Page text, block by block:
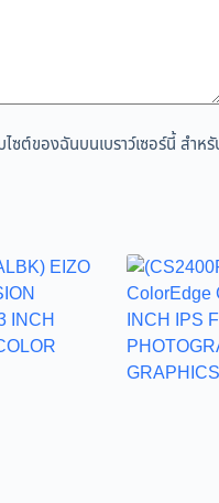
ซต์ของฉันบนเบราว์เซอร์นี้ สำห